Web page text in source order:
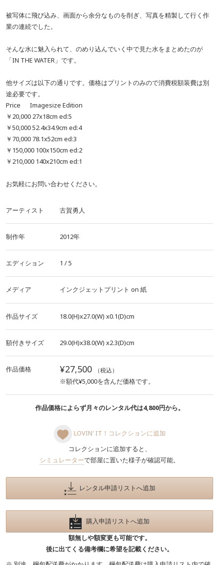
被写体に飛び込み、画面から余分なものを削ぎ、写真を精製して行く作
業の連続でした。
そんな水に魅入られて、のめり込んでいく中で見た水をまとめたのが
「IN THE WATER」です。
他サイズは以下の通りです。価格はプリントのみので消費税額装費は別
途必要です。
Price Imagesize Edition
￥20,000 27x18cm ed:5
￥50,000 52.4x34.9cm ed:4
￥70,000 78.1x52cm ed:3
￥150,000 100x150cm ed:2
￥210,000 140x210cm ed:1
お気軽にお問い合わせください。
アーティスト 古賀勇人
制作年 2012年
エディション 1 / 5
メディア インクジェットプリント on 紙
作品サイズ 18.0(H)x27.0(W) x0.1(D)cm
額付きサイズ 29.0(H)x38.0(W) x2.3(D)cm
作品価格 ¥27,500 （税込）
※額代¥5,000を含んだ価格です。
作品価格によらず月々のレンタル代は4,800円から。
LOVIN' IT！コレクションに追加
コレクションに追加すると、
シミュレーターで部屋に置いた様子が確認可能。
レンタル申請リストへ追加
購入申請リストへ追加
額無しや額変更も可能です。
後に出てくる備考欄に希望を記載ください。